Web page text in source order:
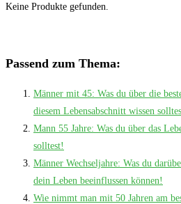
Keine Produkte gefunden.
Passend zum Thema:
Männer mit 45: Was du über die
diesem Lebensabschnitt wissen
Mann 55 Jahre: Was du über das
solltest!
Männer Wechseljahre: Was du
dein Leben beeinflussen können!
Wie nimmt man mit 50 Jahren am